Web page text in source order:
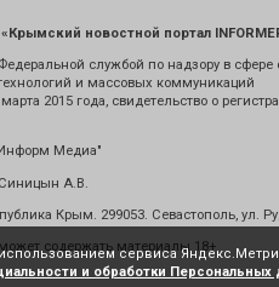
новостной портал
службой по надзору в сфере
и массовых коммуникаций
2015 года, свидетельство о
Медиа"
А.В.
Крым. 299053. Севастополь, ул.
содержать материалы 18+
сервиса
и обработки Персональных